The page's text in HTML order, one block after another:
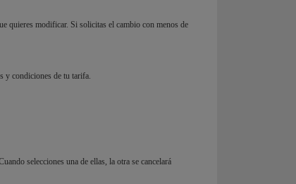
quieres modificar. Si solicitas el cambio con menos de
y condiciones de tu tarifa.
selecciones una de ellas, la otra se cancelará